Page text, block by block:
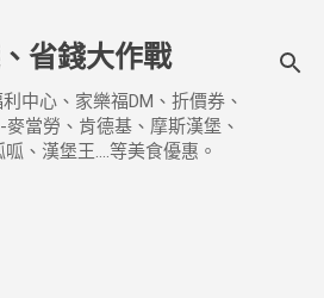
省錢大作戰
中心、家樂福DM、折價券、
當勞、肯德基、摩斯漢堡、
、漢堡王....等美食優惠。